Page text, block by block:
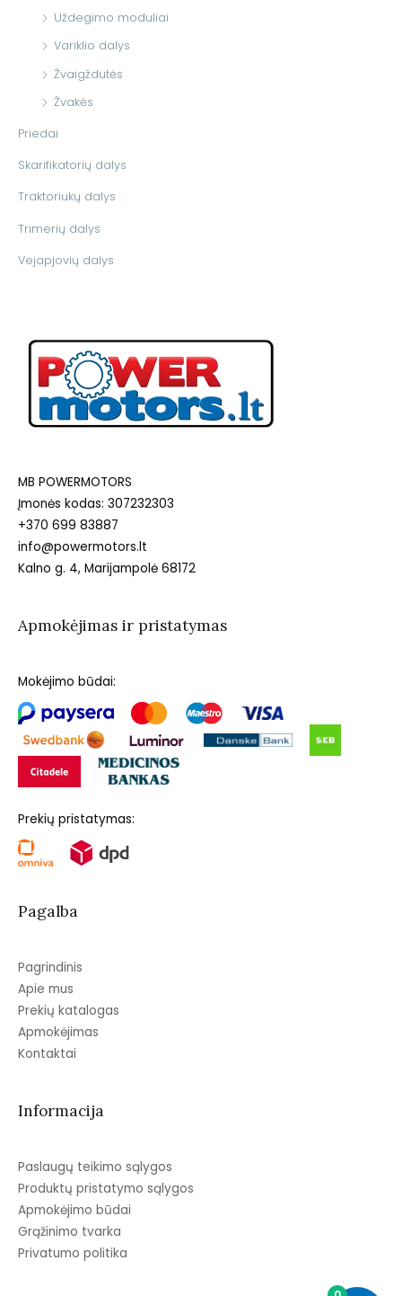
Uždegimo moduliai
Variklio dalys
Žvaigždutės
Žvakės
Priedai
Skarifikatorių dalys
Traktoriukų dalys
Trimerių dalys
Vejapjovių dalys
MB POWERMOTORS
Įmonės kodas: 307232303
+370 699 83887
info@powermotors.lt
Kalno g. 4, Marijampolė 68172
Apmokėjimas ir pristatymas
Mokėjimo būdai:
Prekių pristatymas:
Pagalba
Pagrindinis
Apie mus
Prekių katalogas
Apmokėjimas
Kontaktai
Informacija
Paslaugų teikimo sąlygos
Produktų pristatymo sąlygos
Apmokėjimo būdai
Grąžinimo tvarka
Privatumo politika